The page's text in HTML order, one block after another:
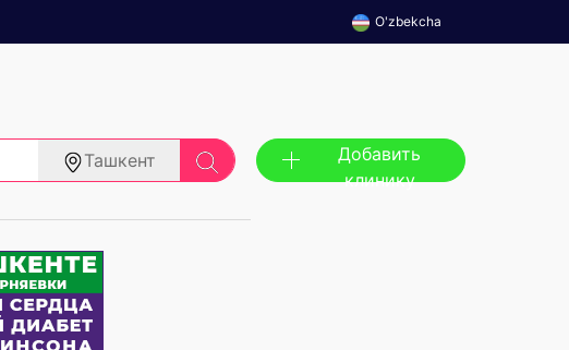
O'zbekcha
Ташкент
Добавить
клинику